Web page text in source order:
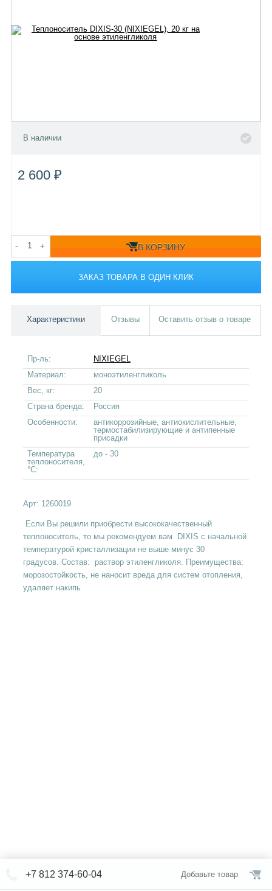
В наличии
2 600 ₽
- + В КОРЗИНУ
ЗАКАЗ ТОВАРА В ОДИН КЛИК
Характеристики Отзывы Оставить отзыв о товаре
Пр-ль:
NIXIEGEL
Материал:
моноэтиленгликоль
Вес, кг:
20
Страна бренда:
Россия
Особенности:
антикоррозийные, антиокислительные,
термостабилизирующие и антипенные
присадки
Температура
теплоносителя,
°С:
до - 30
Арт: 1260019
Если Вы решили приобрести высококачественный
теплоноситель, то мы рекомендуем вам DIXIS с начальной
температурой кристаллизации не выше минус 30
градусов. Состав: раствор этиленгликоля. Преимущества:
морозостойкость, не наносит вреда для систем отопления,
удаляет накипь
+7 812 374-60-04 Добавьте товар